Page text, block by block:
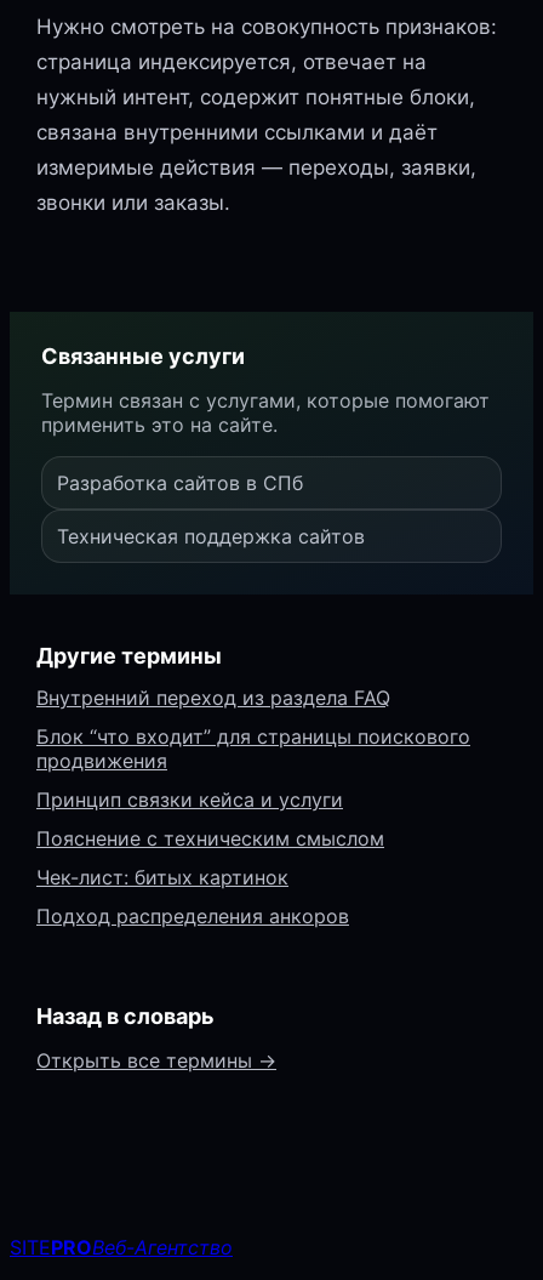
Нужно смотреть на совокупность признаков:
страница индексируется, отвечает на
нужный интент, содержит понятные блоки,
связана внутренними ссылками и даёт
измеримые действия — переходы, заявки,
звонки или заказы.
Связанные услуги
Термин связан с услугами, которые помогают
применить это на сайте.
Разработка сайтов в СПб
Техническая поддержка сайтов
Другие термины
Внутренний переход из раздела FAQ
Блок “что входит” для страницы поискового
продвижения
Принцип связки кейса и услуги
Пояснение с техническим смыслом
Чек-лист: битых картинок
Подход распределения анкоров
Назад в словарь
Открыть все термины →
SITEPROВеб-Агентство